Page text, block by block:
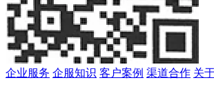
企业服务 企服知识 客户案例 渠道合作 关